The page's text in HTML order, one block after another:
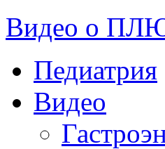
Видео о
Педиатрия
Видео